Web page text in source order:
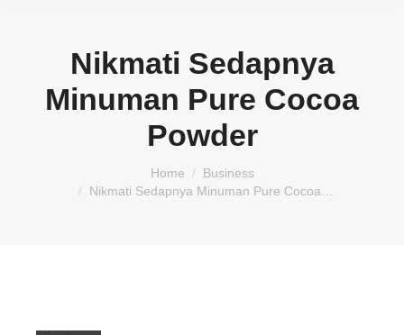
Nikmati Sedapnya
Minuman Pure Cocoa
Powder
Home
Business
Nikmati Sedapnya Minuman Pure Cocoa…